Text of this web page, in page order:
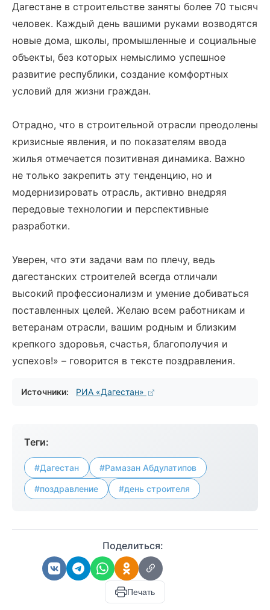
Дагестане в строительстве заняты более 70 тысяч
человек. Каждый день вашими руками возводятся
новые дома, школы, промышленные и социальные
объекты, без которых немыслимо успешное
развитие республики, создание комфортных
условий для жизни граждан.
Отрадно, что в строительной отрасли преодолены
кризисные явления, и по показателям ввода
жилья отмечается позитивная динамика. Важно
не только закрепить эту тенденцию, но и
модернизировать отрасль, активно внедряя
передовые технологии и перспективные
разработки.
Уверен, что эти задачи вам по плечу, ведь
дагестанских строителей всегда отличали
высокий профессионализм и умение добиваться
поставленных целей. Желаю всем работникам и
ветеранам отрасли, вашим родным и близким
крепкого здоровья, счастья, благополучия и
успехов!» – говорится в тексте поздравления.
Источники: РИА «Дагестан»
Теги:
#Дагестан #Рамазан Абдулатипов
#поздравление #день строителя
Поделиться:
Печать